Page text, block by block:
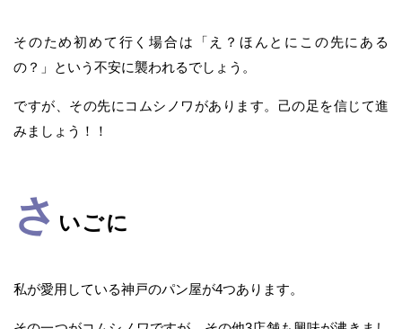
そのため初めて行く場合は「え？ほんとにこの先にある
の？」という不安に襲われるでしょう。
ですが、その先にコムシノワがあります。己の足を信じて進
みましょう！！
さ いごに
私が愛用している神戸のパン屋が4つあります。